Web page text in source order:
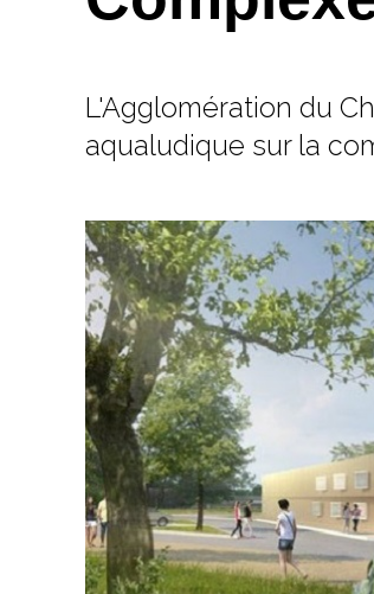
L'Agglomération du
aqualudique sur la